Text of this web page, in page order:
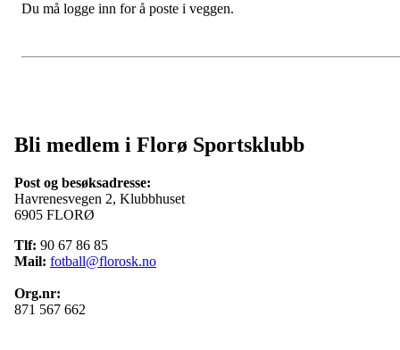
Du må logge inn for å poste i veggen.
Bli medlem i Florø Sportsklubb
Post og besøksadresse:
Havrenesvegen 2, Klubbhuset
6905 FLORØ
Tlf: 90 67 86 85
Mail: fotball@florosk.no
Org.nr:
871 567 662